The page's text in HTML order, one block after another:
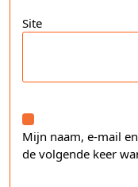
Site
Mijn naam, e-mail
de volgende keer